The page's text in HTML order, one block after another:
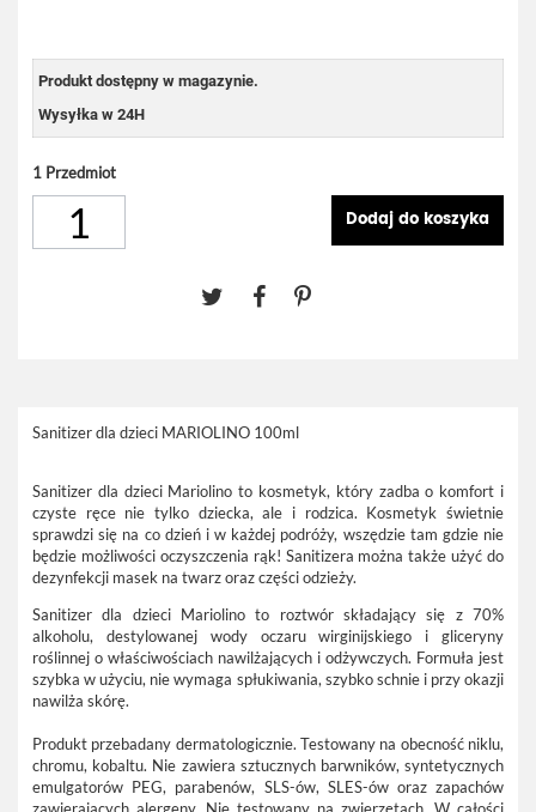
Produkt dostępny w magazynie.
Wysyłka w 24H
1 Przedmiot
Dodaj do koszyka
Sanitizer dla dzieci MARIOLINO 100ml
Sanitizer dla dzieci Mariolino to kosmetyk, który zadba o komfort i
czyste ręce nie tylko dziecka, ale i rodzica. Kosmetyk świetnie
sprawdzi się na co dzień i w każdej podróży, wszędzie tam gdzie nie
będzie możliwości oczyszczenia rąk! Sanitizera można także użyć do
dezynfekcji masek na twarz oraz części odzieży.
Sanitizer dla dzieci Mariolino to roztwór składający się z 70%
alkoholu, destylowanej wody oczaru wirginijskiego i gliceryny
roślinnej o właściwościach nawilżających i odżywczych. Formuła jest
szybka w użyciu, nie wymaga spłukiwania, szybko schnie i przy okazji
nawilża skórę.
Produkt przebadany dermatologicznie. Testowany na obecność niklu,
chromu, kobaltu. Nie zawiera sztucznych barwników, syntetycznych
emulgatorów PEG, parabenów, SLS-ów, SLES-ów oraz zapachów